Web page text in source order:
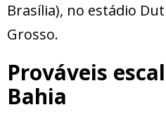
Brasília), no estádio
Grosso.
Prováveis
Bahia